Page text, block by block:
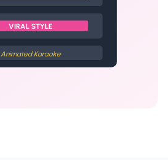
VIRAL STYLE
Animated Karaoke